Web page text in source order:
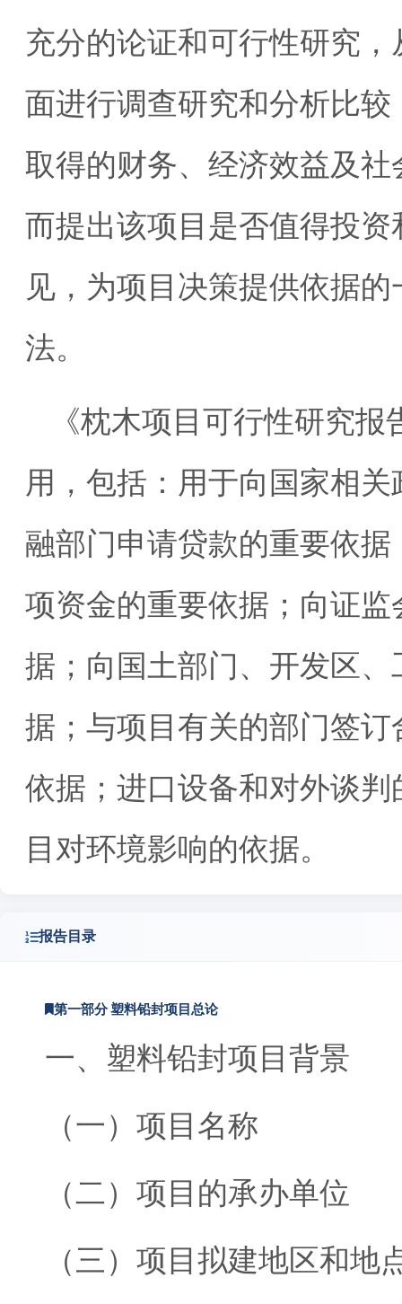
充分的论证和可行性研究
面进行调查研究和分析比
取得的财务、经济效益及
而提出该项目是否值得投
见，为项目决策提供依据
法。
《枕木项目可行性研究
用，包括：用于向国家相
融部门申请贷款的重要依
项资金的重要依据；向证
据；向国土部门、开发区
据；与项目有关的部门签
依据；进口设备和对外谈
目对环境影响的依据。
报告目录
第一部分 塑料铅封项目总论
一、塑料铅封项目背景
（一）项目名称
（二）项目的承办单位
（三）项目拟建地区和地